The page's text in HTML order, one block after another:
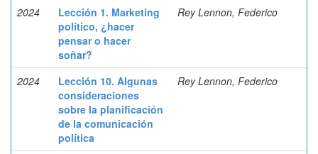
2024
Lección 1. Marketing
político, ¿hacer
pensar o hacer
soñar?
Rey Lennon, Federico
2024
Lección 10. Algunas
consideraciones
sobre la planificación
de la comunicación
política
Rey Lennon, Federico